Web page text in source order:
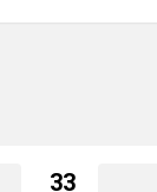
33